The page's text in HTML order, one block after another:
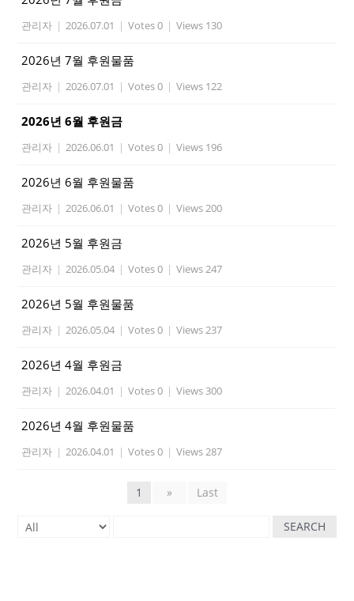
관리자 | 2026.07.01 | Votes 0 | Views 130
2026년 7월 후원물품
관리자 | 2026.07.01 | Votes 0 | Views 122
2026년 6월 후원금
관리자 | 2026.06.01 | Votes 0 | Views 196
2026년 6월 후원물품
관리자 | 2026.06.01 | Votes 0 | Views 200
2026년 5월 후원금
관리자 | 2026.05.04 | Votes 0 | Views 247
2026년 5월 후원물품
관리자 | 2026.05.04 | Votes 0 | Views 237
2026년 4월 후원금
관리자 | 2026.04.01 | Votes 0 | Views 300
2026년 4월 후원물품
관리자 | 2026.04.01 | Votes 0 | Views 287
1 » Last
SEARCH